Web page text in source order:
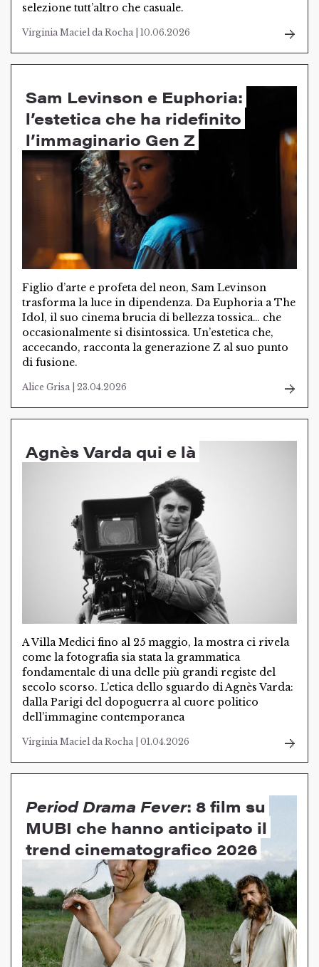
selezione tutt’altro che casuale.
Virginia Maciel da Rocha | 10.06.2026
Sam Levinson e Euphoria:
l’estetica che ha ridefinito
l’immaginario Gen Z
Figlio d’arte e profeta del neon, Sam Levinson
trasforma la luce in dipendenza. Da Euphoria a The
Idol, il suo cinema brucia di bellezza tossica… che
occasionalmente si disintossica. Un’estetica che,
accecando, racconta la generazione Z al suo punto
di fusione.
Alice Grisa | 23.04.2026
Agnès Varda qui e là
A Villa Medici fino al 25 maggio, la mostra ci rivela
come la fotografia sia stata la grammatica
fondamentale di una delle più grandi registe del
secolo scorso. L’etica dello sguardo di Agnès Varda:
dalla Parigi del dopoguerra al cuore politico
dell’immagine contemporanea
Virginia Maciel da Rocha | 01.04.2026
Period Drama Fever: 8 film su
MUBI che hanno anticipato il
trend cinematografico 2026